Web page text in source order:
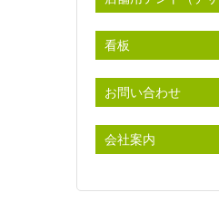
看板
お問い合わせ
会社案内